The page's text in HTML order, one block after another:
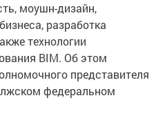
моушн-дизайн,
разработка
технологии
BIM. Об этом
представителя
федеральном